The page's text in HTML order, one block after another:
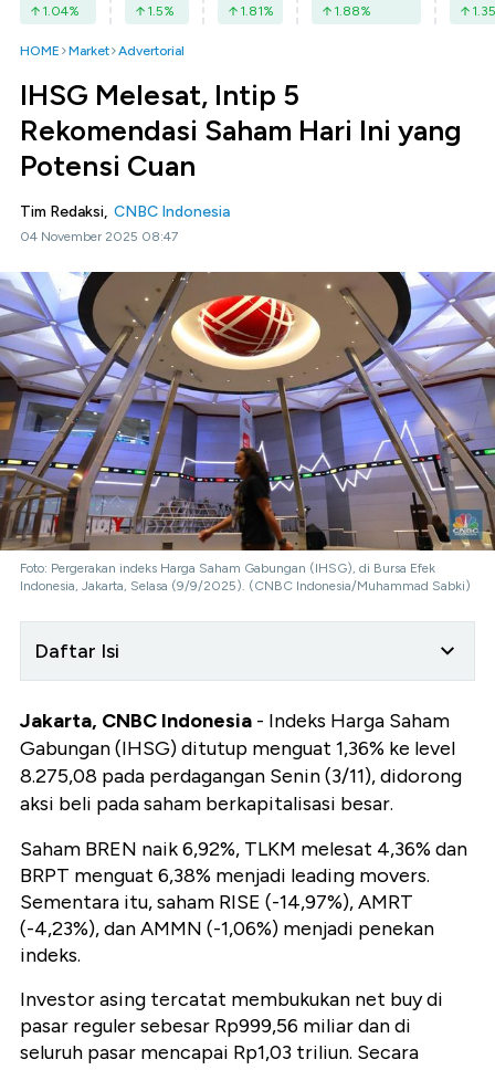
1.04% 1.5% 1.81% 1.88% 1.35
HOME Market Advertorial
IHSG Melesat, Intip 5
Rekomendasi Saham Hari Ini yang
Potensi Cuan
Tim Redaksi, CNBC Indonesia
04 November 2025 08:47
Foto: Pergerakan indeks Harga Saham Gabungan (IHSG), di Bursa Efek
Indonesia, Jakarta, Selasa (9/9/2025). (CNBC Indonesia/Muhammad Sabki)
Daftar Isi
Jakarta, CNBC Indonesia - Indeks Harga Saham
Gabungan (IHSG) ditutup menguat 1,36% ke level
8.275,08 pada perdagangan Senin (3/11), didorong
aksi beli pada saham berkapitalisasi besar.
Saham BREN naik 6,92%, TLKM melesat 4,36% dan
BRPT menguat 6,38% menjadi leading movers.
Sementara itu, saham RISE (-14,97%), AMRT
(-4,23%), dan AMMN (-1,06%) menjadi penekan
indeks.
Investor asing tercatat membukukan net buy di
pasar reguler sebesar Rp999,56 miliar dan di
seluruh pasar mencapai Rp1,03 triliun. Secara